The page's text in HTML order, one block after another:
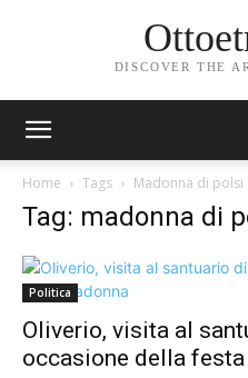
DISCOVER THE
Home Tags Madonna di polsi
Tag: madonna di
Politica
Oliverio, visita al
occasione della